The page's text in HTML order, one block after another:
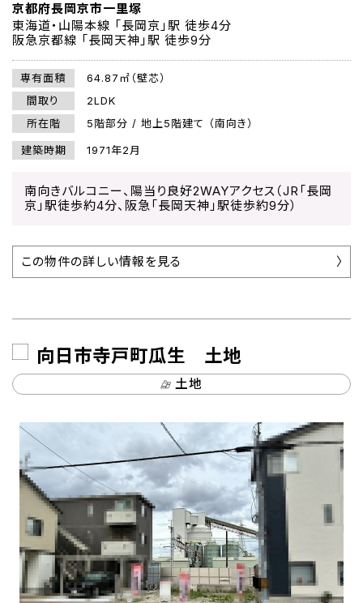
京都府長岡京市一里塚
東海道・山陽本線 「長岡京」駅 徒歩4分
阪急京都線 「長岡天神」駅 徒歩9分
専有面積
64.87㎡（壁芯）
間取り
2LDK
所在階
5階部分 / 地上5階建て （南向き）
建築時期 1971年2月
南向きバルコニー、陽当り良好2WAYアクセス（JR「長岡
京」駅徒歩約4分、阪急「長岡天神」駅徒歩約9分）
この物件の詳しい情報を見る
向日市寺戸町瓜生 土地
土地